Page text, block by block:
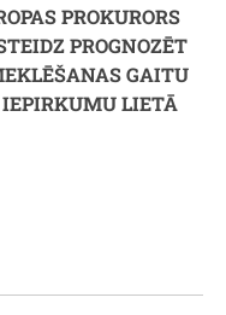
PROKURORS
PROGNOZĒT
GAITU
LIETĀ